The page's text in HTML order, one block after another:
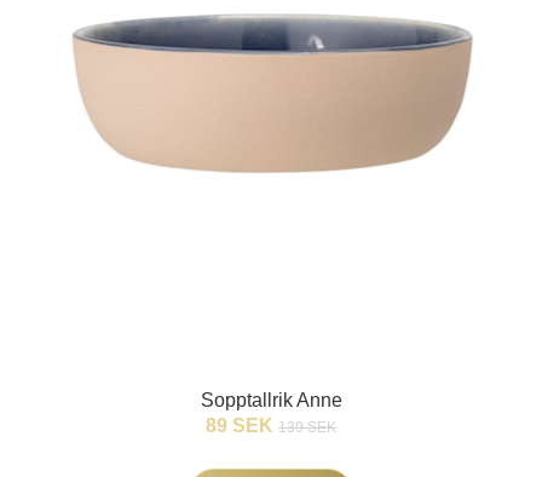
Sopptallrik Anne
89 SEK 139 SEK